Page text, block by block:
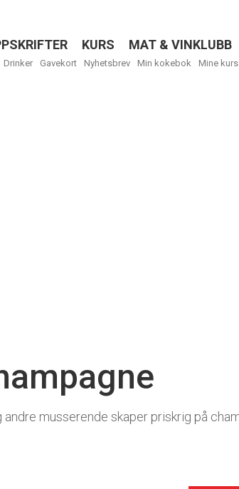
KURS MAT & VINKLUBB
Drinker Gavekort Nyhetsbrev Min kokebok Mine kurs
musserende skaper priskrig på